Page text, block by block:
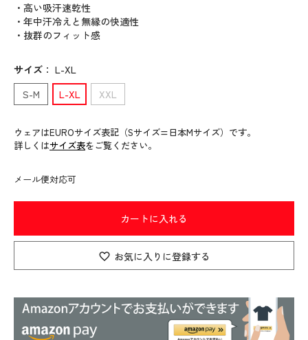
・高い吸汗速乾性
・年中汗冷えと無縁の快適性
・抜群のフィット感
サイズ ： L-XL
S-M
L-XL XXL
ウェアはEUROサイズ表記（Sサイズ=日本Mサイズ）です。
詳しくはサイズ表をご覧ください。
メール便対応可
カートに入れる
お気に入りに登録する